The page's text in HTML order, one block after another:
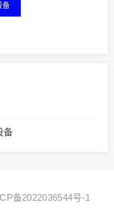
备
备
备2022036544号-1